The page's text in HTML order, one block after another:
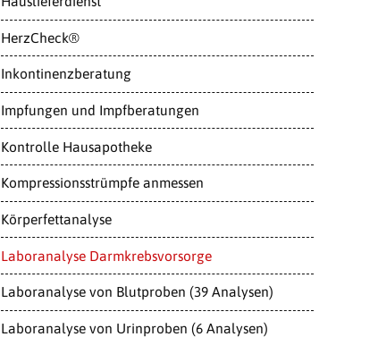
HerzCheck®
Inkontinenzberatung
Impfungen und Impfberatungen
Kontrolle Hausapotheke
Kompressionsstrümpfe anmessen
Körperfettanalyse
Laboranalyse Darmkrebsvorsorge
Laboranalyse von Blutproben (39 Analysen)
Laboranalyse von Urinproben (6 Analysen)